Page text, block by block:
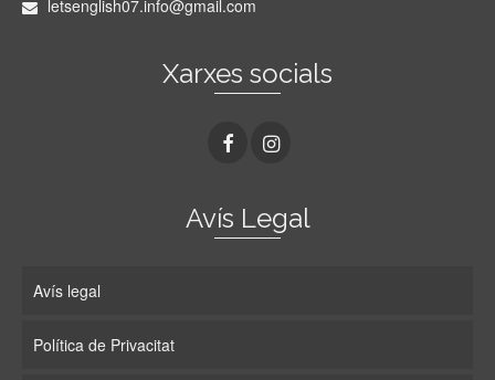
letsenglish07.info@gmail.com
Xarxes socials
Avís Legal
Avís legal
Política de Privacitat